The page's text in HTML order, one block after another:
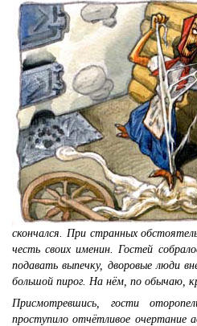
скончался. При странных
честь своих именин. Гостей
подавать выпечку, дворовые люди
большой пирог. На нём, по обычаю,
Присмотревшись, гости
проступило отчётливое очертание